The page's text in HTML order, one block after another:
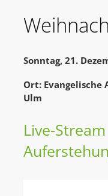
Sonntag, 21.
Ort: Evangelische
Ulm
Live-